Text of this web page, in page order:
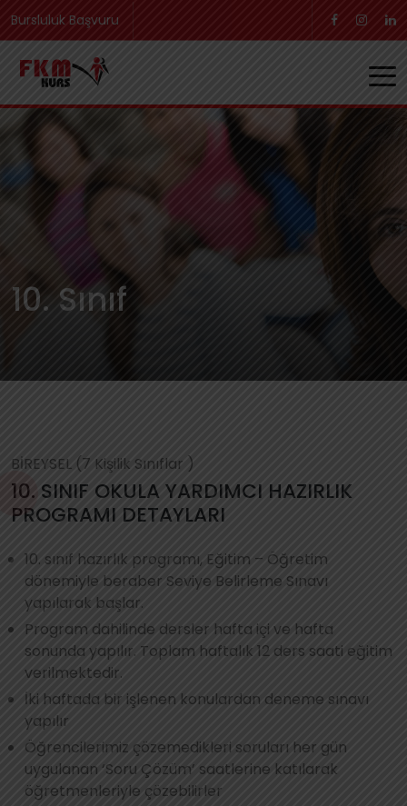
Bursluluk Başvuru
10. Sınıf
BİREYSEL (7 Kişilik Sınıflar )
10. SINIF OKULA YARDIMCI HAZIRLIK
PROGRAMI DETAYLARI
10. sınıf hazırlık programı, Eğitim – Öğretim
dönemiyle beraber Seviye Belirleme Sınavı
yapılarak başlar.
Program dahilinde dersler hafta içi ve hafta
sonunda yapılır. Toplam haftalık 12 ders saati eğitim
verilmektedir.
İki haftada bir işlenen konulardan deneme sınavı
yapılır
Öğrencilerimiz çözemedikleri soruları her gün
uygulanan ‘Soru Çözüm’ saatlerine katılarak
öğretmenleriyle çözebilirler